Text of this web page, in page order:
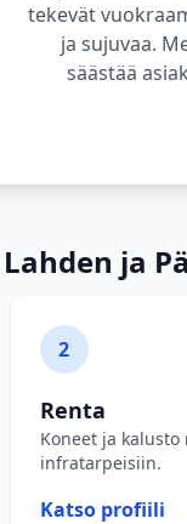
tekevät
ja sujuvaa.
säästää
ja
2
Renta
Koneet ja kalusto
infratarpeisiin.
Katso profiili